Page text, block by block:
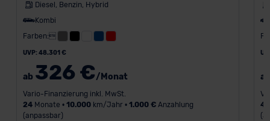
Diesel, Benzin, Hybrid
Kombi
Farben:
UVP: 48.301 €
ab 326 €/Monat
Vario-Finanzierung inkl. MwSt.
24Monate • 10.000km/Jahr • 1.000 €Anzahlung
(anpassbar)
48